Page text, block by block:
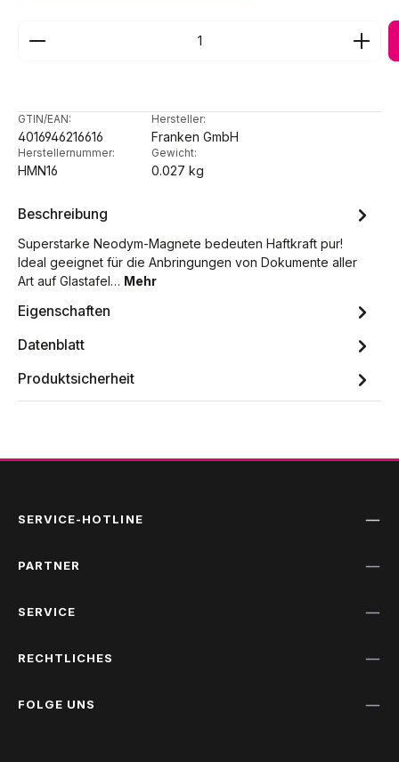
Produkt Anzahl: Gib den gewünschten Wert ein
GTIN/EAN:
4016946216616
Hersteller:
Franken GmbH
Herstellernummer:
HMN16
Gewicht:
0.027 kg
Beschreibung
Superstarke Neodym-Magnete bedeuten Haftkraft pur!
Ideal geeignet für die Anbringungen von Dokumente aller
Art auf Glastafel… Mehr
Eigenschaften
Datenblatt
Produktsicherheit
SERVICE-HOTLINE
PARTNER
SERVICE
RECHTLICHES
FOLGE UNS